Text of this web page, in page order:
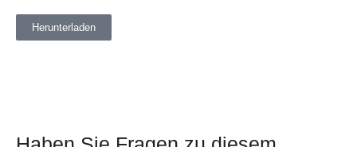
Herunterladen